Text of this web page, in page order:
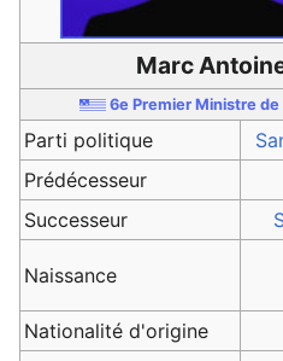
Marc
6e Premier Ministre de
Parti politique
Prédécesseur
Successeur
Naissance
Nationalité d'origine